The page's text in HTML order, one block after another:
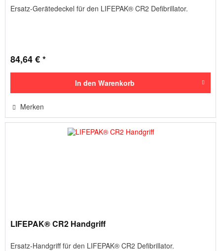
Ersatz-Gerätedeckel für den LIFEPAK® CR2 Defibrillator.
84,64 € *
In den Warenkorb
Merken
LIFEPAK® CR2 Handgriff
Ersatz-Handgriff für den LIFEPAK® CR2 Defibrillator.